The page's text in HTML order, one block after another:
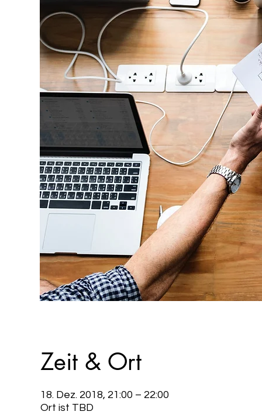
Zeit & Ort
18. Dez. 2018, 21:00 – 22:00
Ort ist TBD